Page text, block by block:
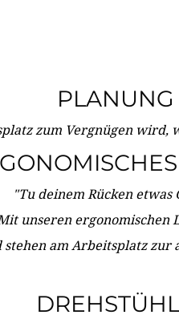
PLANUNG
zum Vergnügen wird,
"Tu deinem Rücken etwas
unseren ergonomischen
am Arbeitsplatz zur